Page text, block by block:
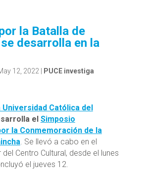
la Batalla de
desarrolla en la
12, 2022| PUCE investiga
Católica del
el Simposio
la Conmemoración de la
. Se llevó a cabo en el
Centro Cultural, desde el lunes
el jueves 12.